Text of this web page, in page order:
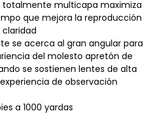
multicapa maximiza
que mejora la reproducción
se acerca al gran angular para
del molesto apretón de
se sostienen lentes de alta
de observación
a 1000 yardas